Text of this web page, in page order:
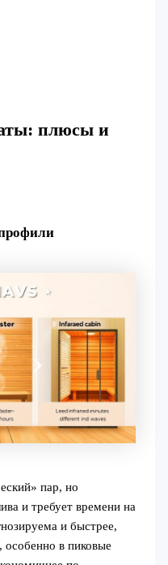
плюсы и
пар, но
и требует времени на
и быстрее,
особенно в пиковые